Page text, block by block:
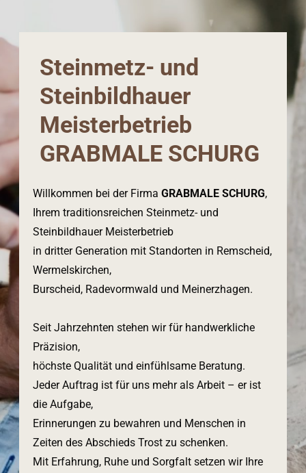
Steinmetz- und
Steinbildhauer
Meisterbetrieb
GRABMALE SCHURG
Willkommen bei der Firma GRABMALE SCHURG,
Ihrem traditionsreichen Steinmetz- und
Steinbildhauer Meisterbetrieb
in dritter Generation mit Standorten in Remscheid,
Wermelskirchen,
Burscheid, Radevormwald und Meinerzhagen.
Seit Jahrzehnten stehen wir für handwerkliche
Präzision,
höchste Qualität und einfühlsame Beratung.
Jeder Auftrag ist für uns mehr als Arbeit – er ist
die Aufgabe,
Erinnerungen zu bewahren und Menschen in
Zeiten des Abschieds Trost zu schenken.
Mit Erfahrung, Ruhe und Sorgfalt setzen wir Ihre